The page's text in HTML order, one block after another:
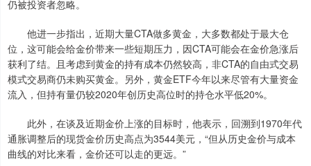
仍被投资者忽略。
他进一步指出，近期大量CTA做多黄金，大多数都处于最大仓
位，这可能会给金价带来一些短期压力，因CTA可能会在金价急涨后
获利了结。且考虑到黄金的持有成本仍然较高，非CTA的自由式交易
模式交易商仍未购买黄金。另外，黄金ETF今年以来尽管有大量资金
流入，但持有量仍较2020年创历史高位时的持仓水平低20%。
此外，在谈及近期金价上涨的目标时，他表示，回溯到1970年代
通胀调整后的现货金价历史高点为3544美元，“但从历史金价与成本
曲线的对比来看，金价还可以走的更远。”